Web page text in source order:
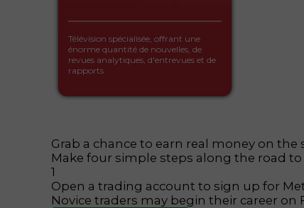
Télévision spécialisée, offrant une
énorme quantité de nouvelles, de
revues analytiques, d'entrevues et de
rapports
Grab a chance to earn real money on the
Make four simple steps along the road
1
Open a trading account to sign up for
Novice traders may begin their career on